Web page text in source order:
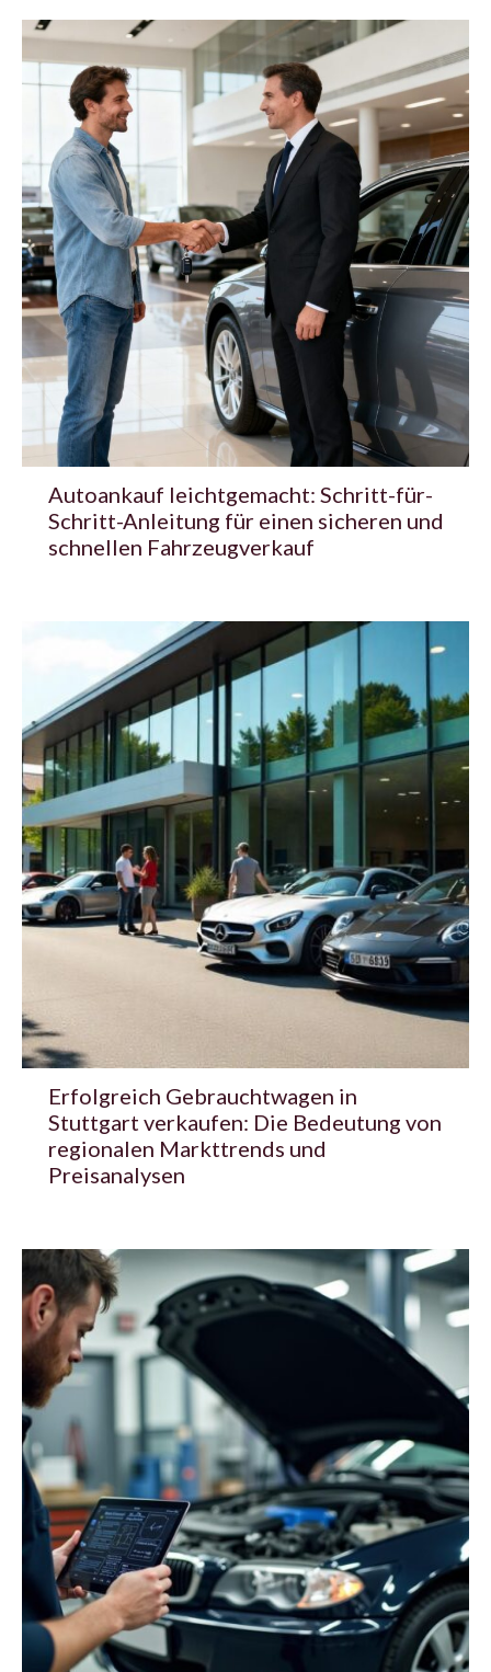
Autoankauf leichtgemacht: Schritt-für-
Schritt-Anleitung für einen sicheren und
schnellen Fahrzeugverkauf
Erfolgreich Gebrauchtwagen in
Stuttgart verkaufen: Die Bedeutung von
regionalen Markttrends und
Preisanalysen